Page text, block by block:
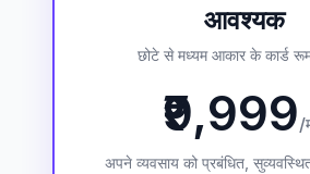
आवश्यक
छोटे से मध्यम आकार के कार्ड
₹9,999/
अपने व्यवसाय को प्रबंधित,